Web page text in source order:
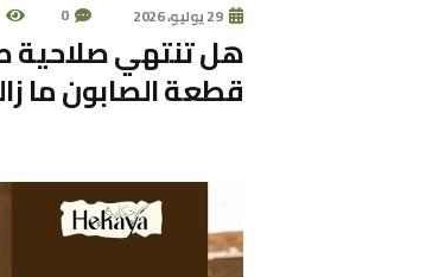
29 يوليو، 2026 0
هل تنتهي صلاحية
قطعة الصابون ما